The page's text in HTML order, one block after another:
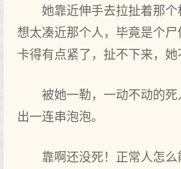
她靠近伸手去拉扯着‌那
想太凑近那个人，毕竟是个
卡得有点紧了，扯不下来，
被‌她一勒，一动不动的
出‌一连串泡泡。
靠啊还没‌死！正常人怎